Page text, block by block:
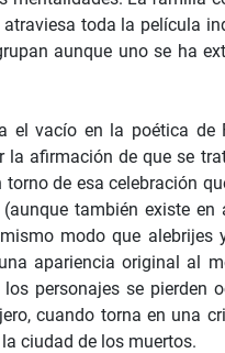
toda la película
aunque uno se ha
el vacío en la poética de
afirmación de que se
de esa celebración
también existe en
modo que alebrijes
apariencia original al
personajes se pierden
cuando torna en una
ciudad de los muertos.